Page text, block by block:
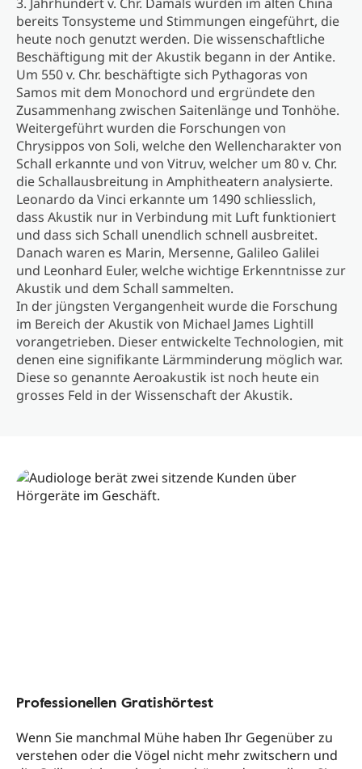
bereits Tonsysteme und Stimmungen eingeführt, die
heute noch genutzt werden. Die wissenschaftliche
Beschäftigung mit der Akustik begann in der Antike.
Um 550 v. Chr. beschäftigte sich Pythagoras von
Samos mit dem Monochord und ergründete den
Zusammenhang zwischen Saitenlänge und Tonhöhe.
Weitergeführt wurden die Forschungen von
Chrysippos von Soli, welche den Wellencharakter von
Schall erkannte und von Vitruv, welcher um 80 v. Chr.
die Schallausbreitung in Amphitheatern analysierte.
Leonardo da Vinci erkannte um 1490 schliesslich,
dass Akustik nur in Verbindung mit Luft funktioniert
und dass sich Schall unendlich schnell ausbreitet.
Danach waren es Marin, Mersenne, Galileo Galilei
und Leonhard Euler, welche wichtige Erkenntnisse zur
Akustik und dem Schall sammelten.
In der jüngsten Vergangenheit wurde die Forschung
im Bereich der Akustik von Michael James Lightill
vorangetrieben. Dieser entwickelte Technologien, mit
denen eine signifikante Lärmminderung möglich war.
Diese so genannte Aeroakustik ist noch heute ein
grosses Feld in der Wissenschaft der Akustik.
Professionellen Gratishörtest
Wenn Sie manchmal Mühe haben Ihr Gegenüber zu
verstehen oder die Vögel nicht mehr zwitschern und